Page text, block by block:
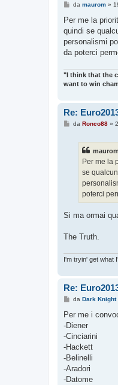
M
s
a
g
i
da maurom»
Per me la
quindi se
personalismi
da poterci
"I think that the
want to win
Re:
Mda Ronco88»
Per me la
se
poterci
Si ma ormai
The Truth.
I'm tryin' get what
Re:
M
s
a
g
i
o
da Dark Knight
Per me i
-Diener
-Cinciarini
-Hackett
-Belinelli
-Aradori
-Datome